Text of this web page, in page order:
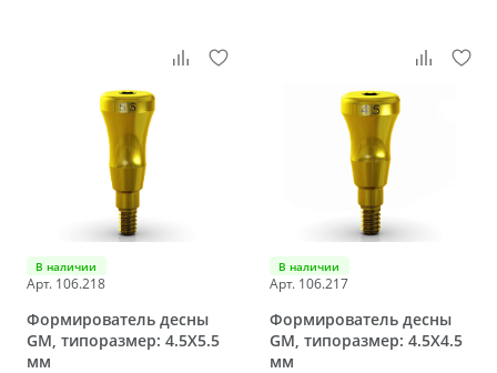
В наличии
Арт. 106.218
Формирователь десны
GM, типоразмер: 4.5X5.5
мм
В наличии
Арт. 106.217
Формирователь десны
GM, типоразмер: 4.5X4.5
мм